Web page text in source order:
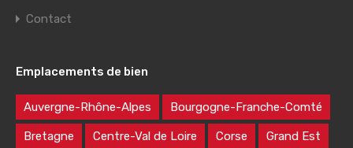
Contact
Emplacements de bien
Auvergne-Rhône-Alpes Bourgogne-Franche-Comté
Bretagne Centre-Val de Loire Corse Grand Est